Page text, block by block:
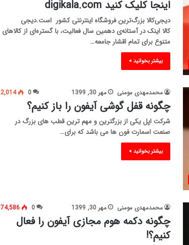
اینجا کلیک کنید digikala.com
دیجی‌کالا بزرگ‌ترین فروشگاه اینترنتی کشور است.دیجی
کالا اینک در آستانه‌ی دهمین سال فعالیت، با گستره‌ای از کالاهای
متنوع برای تمام اقشار جامعه…
بیشتر بخوانید »
محمدمهدی مومنی مهر 30, 1399 0
2,014
چگونه قفل گوشی آیفون را باز کنیم؟
شرکت اپل یکی از بزرگترین و مهم ترین قطب های بزرگ در
صنعت اسمارت فون ها می باشد که برای…
بیشتر بخوانید »
محمدمهدی مومنی مهر 30, 1399 0
74,586
چگونه دکمه هوم مجازی آیفون را فعال
کنیم؟!